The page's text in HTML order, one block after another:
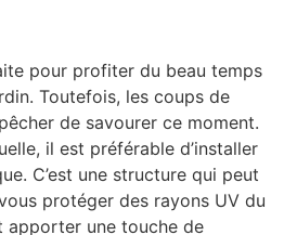
pour profiter du beau temps
Toutefois, les coups de
de savourer ce moment.
il est préférable d’installer
C’est une structure qui peut
protéger des rayons UV du
apporter une touche de